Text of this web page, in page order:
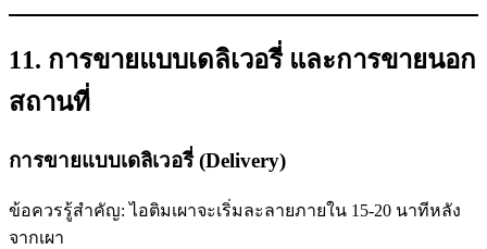
11. การขายแบบเดลิเวอรี่ และการขายนอก
สถานที่
การขายแบบเดลิเวอรี่ (Delivery)
ข้อควรรู้สำคัญ: ไอติมเผาจะเริ่มละลายภายใน 15-20 นาทีหลัง
จากเผา